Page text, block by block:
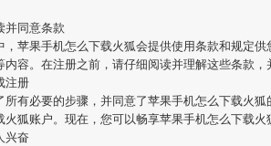
并同意条款
苹果手机怎么下载火狐会提供使用条款和规定
容。在注册之前，请仔细阅读并理解这些条款，
注册
所有必要的步骤，并同意了苹果手机怎么下载火狐
火狐账户。现在，您可以畅享苹果手机怎么下载火
兴奋